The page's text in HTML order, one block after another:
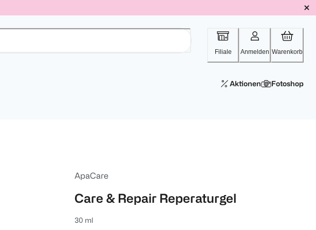
Filiale Anmelden Warenkorb
Aktionen Fotoshop
ApaCare
Care & Repair Reperaturgel
30 ml